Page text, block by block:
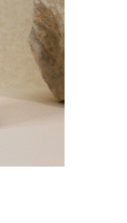
Akční
Cenu